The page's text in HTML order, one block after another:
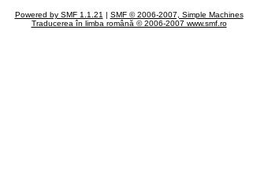
Powered by SMF 1.1.21 | SMF © 2006-2007, Simple Machines
Traducerea în limba română © 2006-2007 www.smf.ro